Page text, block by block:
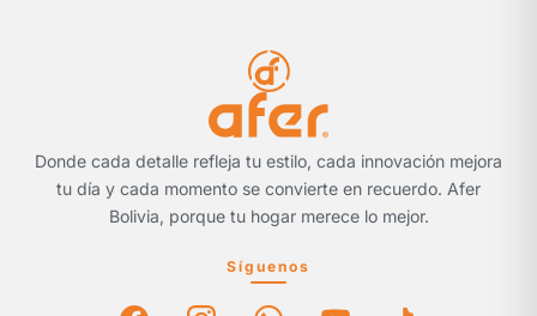
Donde cada detalle refleja tu estilo, cada innovación mejora
tu día y cada momento se convierte en recuerdo. Afer
Bolivia, porque tu hogar merece lo mejor.
Síguenos